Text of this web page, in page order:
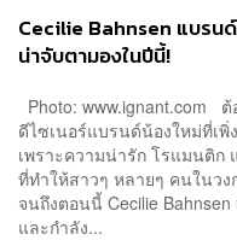
Cecilie Bahnsen แบรน
น่าจับตามองในปีนี้!
Photo: www.ignant.com
ดีไซเนอร์แบรนด์น้องใหม่ที่เพิ่
เพราะความน่ารัก โรแมนติก
ที่ทำให้สาวๆ หลายๆ คนในว
จนถึงตอนนี้ Cecilie
และกำลัง...